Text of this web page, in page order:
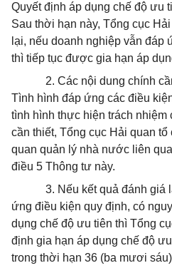
Quyết định áp dụng chế độ ưu
Sau thời hạn này, Tổng cục
lại, nếu doanh nghiệp vẫn đáp
thì tiếp tục được gia hạn áp
2. Các nội dung chính
Tình hình đáp ứng các điều
tình hình thực hiện trách nhiệm
cần thiết, Tổng cục Hải quan
quan quản lý nhà nước liên
điều 5 Thông tư này.
3. Nếu kết quả đánh giá
ứng điều kiện quy định, có
dụng chế độ ưu tiên thì Tổng
định gia hạn áp dụng chế độ
trong thời hạn 36 (ba mươi